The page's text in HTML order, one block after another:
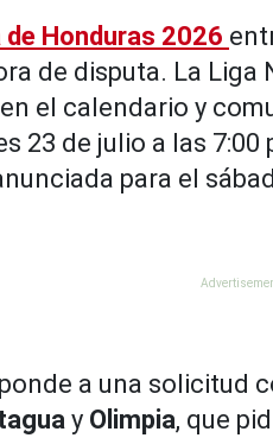
de Honduras 2026
de disputa. La
el calendario y
23 de julio a las
para el
a una solicitud
y Olimpia, que